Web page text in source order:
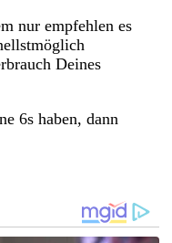
nur empfehlen es
Deines
6s haben, dann